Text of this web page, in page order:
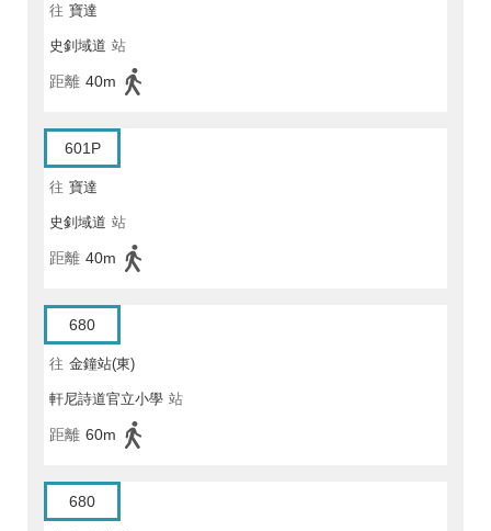
往 寶達
史釗域道 站
距離 40m
601P
往 寶達
史釗域道 站
距離 40m
680
往 金鐘站(東)
軒尼詩道官立小學 站
距離 60m
680